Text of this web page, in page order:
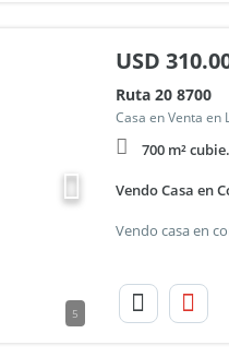
5
USD
Ruta 20 8700
Casa en Venta en
700 m² cubie.
Vendo Casa en